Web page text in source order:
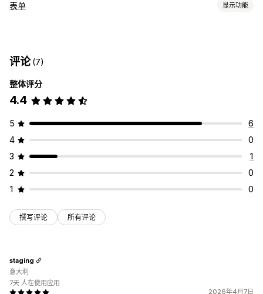
表单 显示功能
自定义字段
评论(7)
整体评分
4.4
5
6
4
0
3
1
2
0
1
0
撰写评论 所有评论
2026年4月7日
staging
意大利
7天 人在使用应用